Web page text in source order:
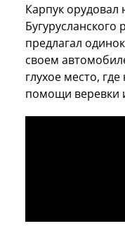
Карпук орудовал
Бугурусланского
предлагал
своем
глухое место,
помощи веревки